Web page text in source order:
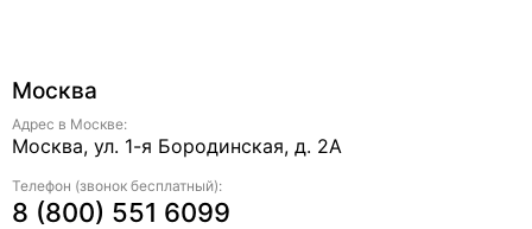
Москва
Адрес в Москве:
Москва, ул. 1-я Бородинская, д. 2A
Телефон (звонок бесплатный):
8 (800) 551 6099